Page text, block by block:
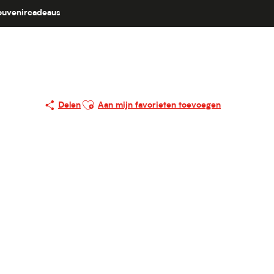
Delen
Ajouter aux favoris
Aan mijn favorieten toevoegen